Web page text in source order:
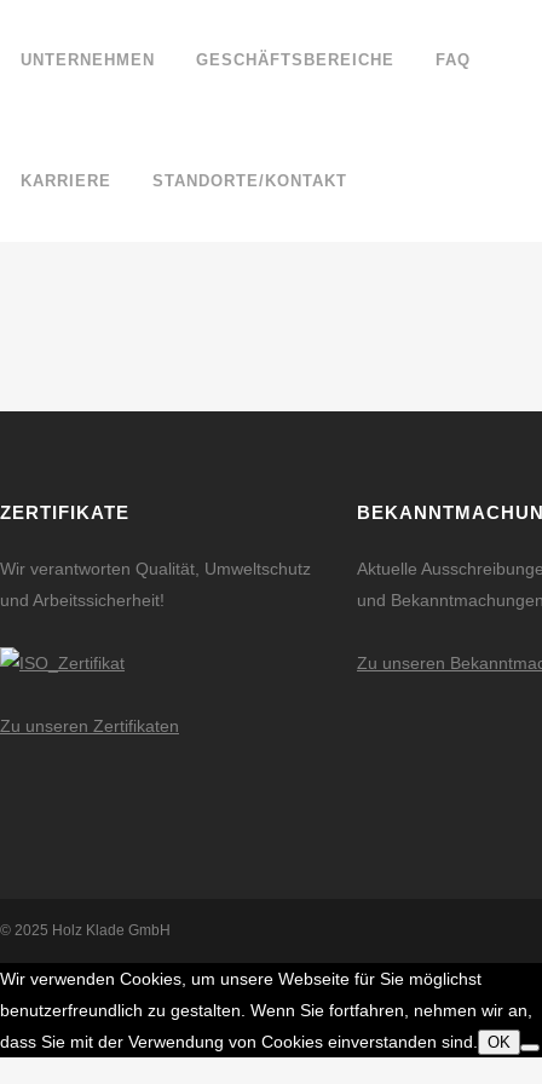
UNTERNEHMEN GESCHÄFTSBEREICHE FAQ
KARRIERE STANDORTE/KONTAKT
ZERTIFIKATE
Wir verantworten Qualität, Umweltschutz
und Arbeitssicherheit!
Zu unseren Zertifikaten
Aktuelle
und
Zu unseren
© 2025 Holz Klade GmbH
Wir verwenden Cookies, um unsere Webseite für Sie möglichst
benutzerfreundlich zu gestalten. Wenn Sie fortfahren, nehmen wir an,
dass Sie mit der Verwendung von Cookies einverstanden sind.
OK